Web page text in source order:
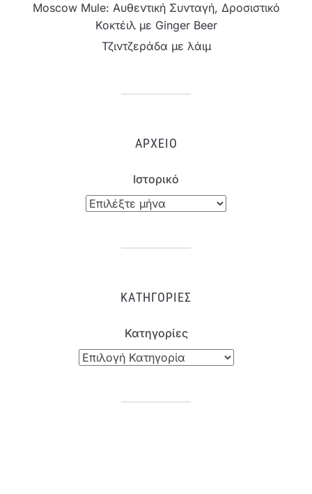
Moscow Mule: Αυθεντική Συνταγή, Δροσιστικό
Κοκτέιλ με Ginger Beer
Τζιντζεράδα με λάιμ
ΑΡΧΕΊΟ
Ιστορικό
ΚΑΤΗΓΟΡΊΕΣ
Κατηγορίες